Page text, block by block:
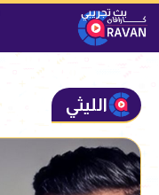
الليثي